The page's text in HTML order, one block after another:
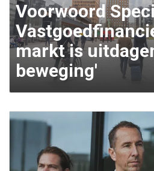
Voorwoord
markt is
beweging'